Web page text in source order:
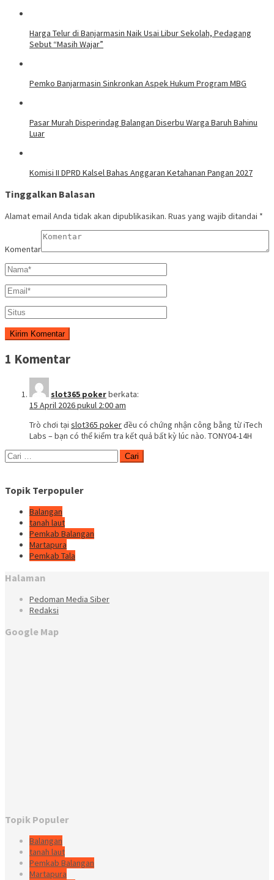
Harga Telur di Banjarmasin Naik Usai Libur Sekolah, Pedagang
Sebut “Masih Wajar”
Pemko Banjarmasin Sinkronkan Aspek Hukum Program MBG
Pasar Murah Disperindag Balangan Diserbu Warga Baruh Bahinu
Luar
Komisi II DPRD Kalsel Bahas Anggaran Ketahanan Pangan 2027
Tinggalkan Balasan
Alamat email Anda tidak akan dipublikasikan. Ruas yang wajib ditandai *
Komentar
1 Komentar
slot365 pokerberkata:
15 April 2026 pukul 2:00 am
Trò chơi tại slot365 pokerđều có chứng nhận công bằng từ iTech
Labs – bạn có thể kiểm tra kết quả bất kỳ lúc nào. TONY04-14H
Cari
untuk:
Topik Terpopuler
Balangan
tanah laut
Pemkab Balangan
Martapura
Pemkab Tala
Halaman
Pedoman Media Siber
Redaksi
Google Map
Topik Populer
Balangan
tanah laut
Pemkab Balangan
Martapura